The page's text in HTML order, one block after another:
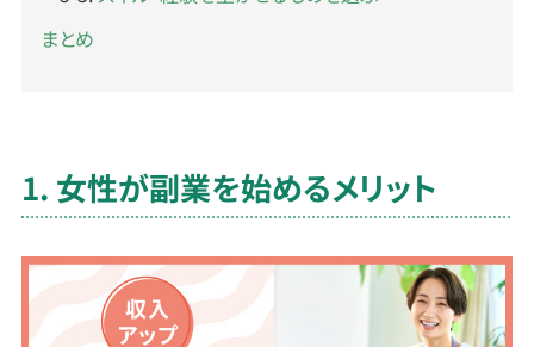
まとめ
1. 女性が副業を始めるメリット